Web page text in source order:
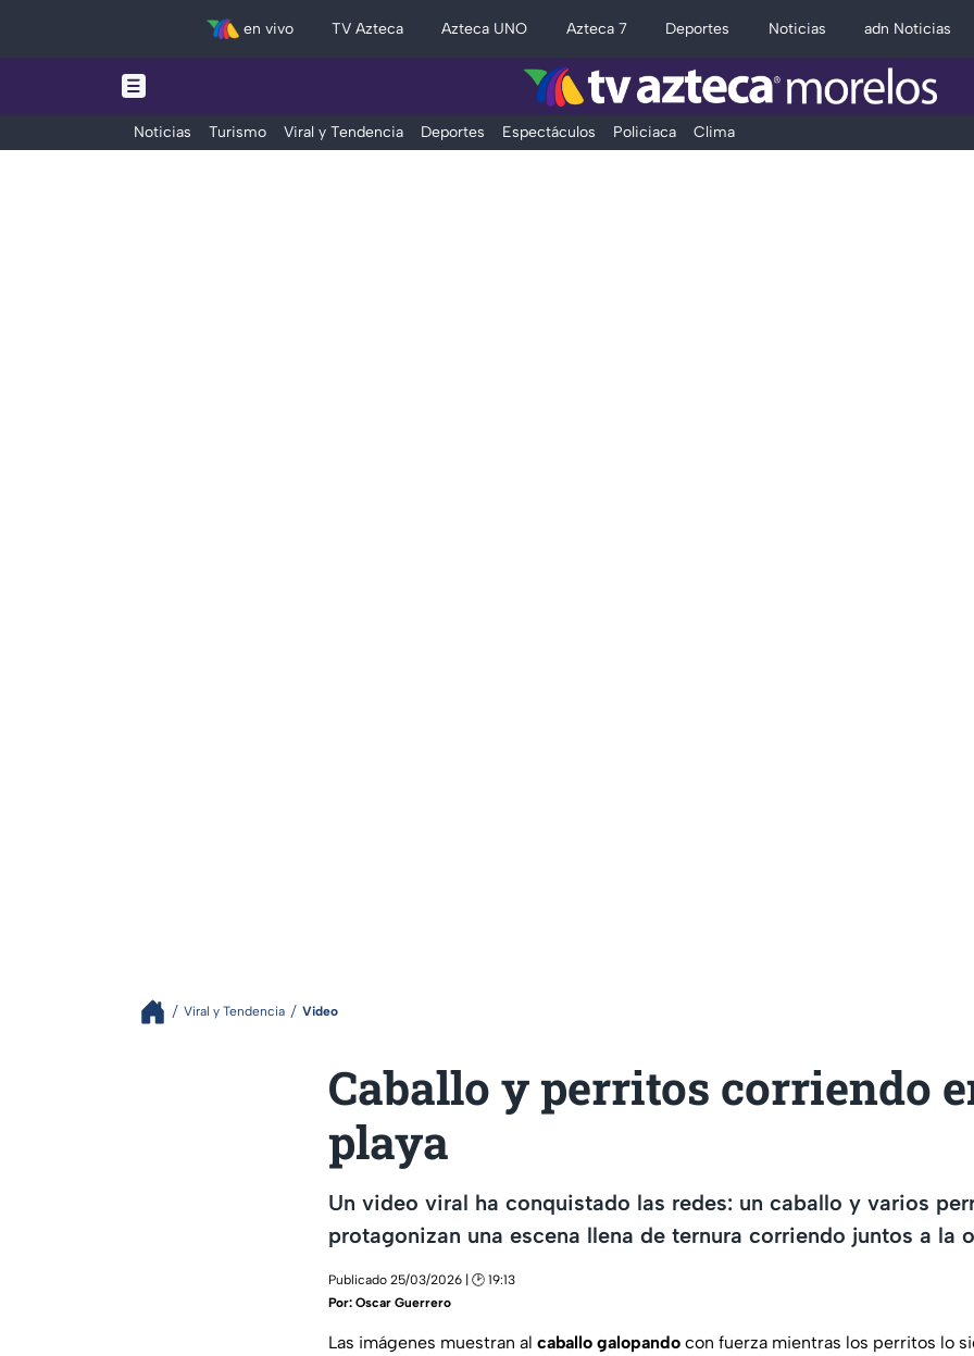
en vivo TV Azteca Azteca UNO Azteca 7 Deportes Noticias adn Noticias
Noticias Turismo Viral y Tendencia Deportes Espectáculos Policiaca Clima
Viral y Tendencia Video
Caballo y perritos corriendo
playa
Un video viral ha conquistado las redes: un caballo y varios
protagonizan una escena llena de ternura corriendo juntos a la
Publicado 25/03/2026 | 🕑 19:13
Por: Oscar Guerrero
Las imágenes muestran al caballo galopando con fuerza mientras los perritos lo